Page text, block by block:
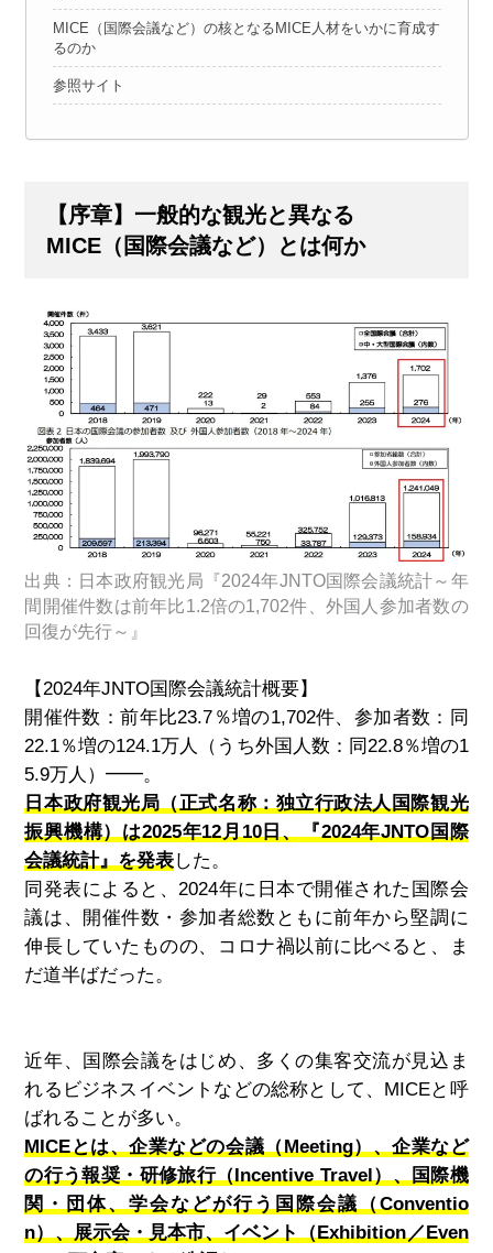
MICE（国際会議など）の核となるMICE人材をいかに育成す
るのか
参照サイト
【序章】一般的な観光と異なる
MICE（国際会議など）とは何か
出典：日本政府観光局『2024年JNTO国際会議統計～年
間開催件数は前年比1.2倍の1,702件、外国人参加者数の
回復が先行～』
【2024年JNTO国際会議統計概要】
開催件数：前年比23.7 ％増の1,702件、参加者数：同
22.1％増の124.1万人（うち外国人数：同22.8％増の1
5.9万人）━━。
日本政府観光局（正式名称：独立行政法人国際観光
振興機構）は2025年12月10日、『2024年JNTO国際
会議統計』を発表した。
同発表によると、2024年に日本で開催された国際会
議は、開催件数・参加者総数ともに前年から堅調に
伸長していたものの、コロナ禍以前に比べると、ま
だ道半ばだった。
近年、国際会議をはじめ、多くの集客交流が見込ま
れるビジネスイベントなどの総称として、MICEと呼
ばれることが多い。
MICEとは、企業などの会議（Meeting）、企業など
の行う報奨・研修旅行（Incentive Travel）、国際機
関・団体、学会などが行う国際会議（Conventio
n）、展示会・見本市、イベント（Exhibition／Even